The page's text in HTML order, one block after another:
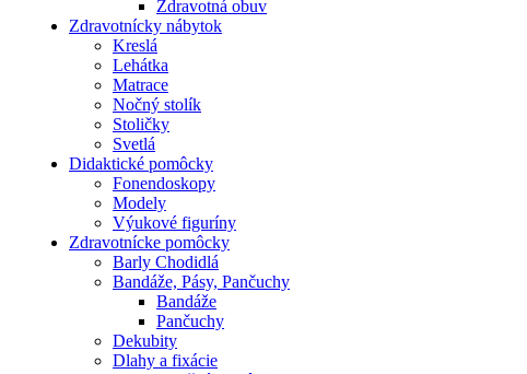
Zdravotná obuv
Zdravotnícky nábytok
Kreslá
Lehátka
Matrace
Nočný stolík
Stoličky
Svetlá
Didaktické pomôcky
Fonendoskopy
Modely
Výukové figuríny
Zdravotnícke pomôcky
Barly Chodidlá
Bandáže, Pásy, Pančuchy
Bandáže
Pančuchy
Dekubity
Dlahy a fixácie